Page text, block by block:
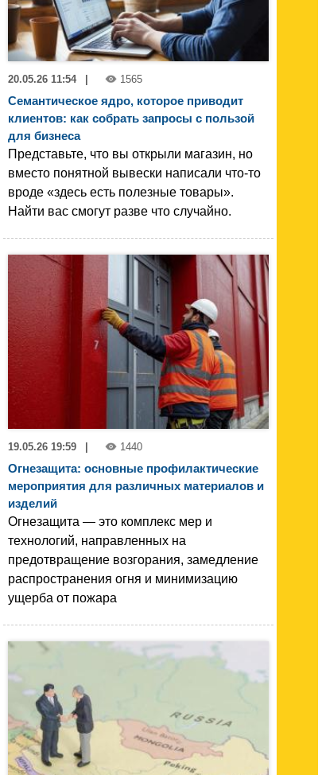
20.05.26 11:54 1565
Семантическое ядро, которое приводит
клиентов: как собрать запросы с пользой
для бизнеса
Представьте, что вы открыли магазин, но
вместо понятной вывески написали что-то
вроде «здесь есть полезные товары».
Найти вас смогут разве что случайно.
19.05.26 19:59 1440
Огнезащита: основные профилактические
мероприятия для различных материалов и
изделий
Огнезащита — это комплекс мер и
технологий, направленных на
предотвращение возгорания, замедление
распространения огня и минимизацию
ущерба от пожара